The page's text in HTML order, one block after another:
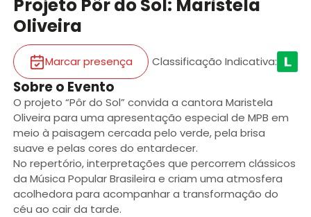
Projeto Pôr do Sol: Maristela
Oliveira
Marcar presença Classificação Indicativa:
Sobre o Evento
O projeto “Pôr do Sol” convida a cantora Maristela
Oliveira para uma apresentação especial de MPB em
meio à paisagem cercada pelo verde, pela brisa
suave e pelas cores do entardecer.
No repertório, interpretações que percorrem clássicos
da Música Popular Brasileira e criam uma atmosfera
acolhedora para acompanhar a transformação do
céu ao cair da tarde.